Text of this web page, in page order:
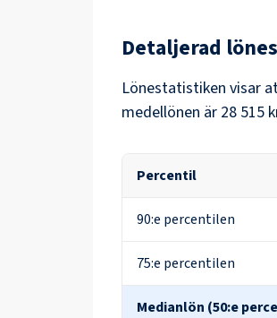
Detaljerad
Lönestatistiken visar
medellönen är 28 515
Percentil
90:e percentilen
75:e percentilen
Medianlön (50:e